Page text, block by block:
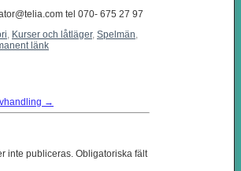
tel 070- 675 27 97
Kurser och låtläger, Spelmän
länk
→
inte publiceras. Obligatoriska fält